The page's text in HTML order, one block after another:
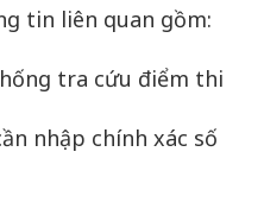
tin liên quan gồm:
tra cứu điểm thi
nhập chính xác số